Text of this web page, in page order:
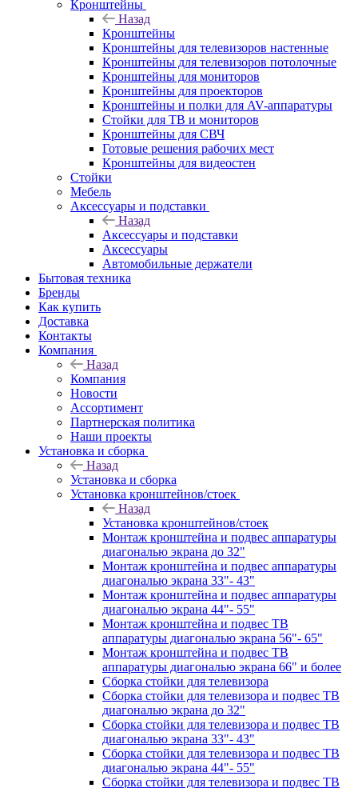
Кронштейны
Назад
Кронштейны
Кронштейны для телевизоров настенные
Кронштейны для телевизоров потолочные
Кронштейны для мониторов
Кронштейны для проекторов
Кронштейны и полки для AV-аппаратуры
Стойки для ТВ и мониторов
Кронштейны для СВЧ
Готовые решения рабочих мест
Кронштейны для видеостен
Стойки
Мебель
Аксессуары и подставки
Назад
Аксессуары и подставки
Аксессуары
Автомобильные держатели
Бытовая техника
Бренды
Как купить
Доставка
Контакты
Компания
Назад
Компания
Новости
Ассортимент
Партнерская политика
Наши проекты
Установка и сборка
Назад
Установка и сборка
Установка кронштейнов/стоек
Назад
Установка кронштейнов/стоек
Монтаж кронштейна и подвес аппаратуры
диагональю экрана до 32"
Монтаж кронштейна и подвес аппаратуры
диагональю экрана 33"- 43"
Монтаж кронштейна и подвес аппаратуры
диагональю экрана 44"- 55"
Монтаж кронштейна и подвес ТВ
аппаратуры диагональю экрана 56"- 65"
Монтаж кронштейна и подвес ТВ
аппаратуры диагональю экрана 66" и более
Сборка стойки для телевизора
Сборка стойки для телевизора и подвес ТВ
диагональю экрана до 32"
Сборка стойки для телевизора и подвес ТВ
диагональю экрана 33"- 43"
Сборка стойки для телевизора и подвес ТВ
диагональю экрана 44"- 55"
Сборка стойки для телевизора и подвес ТВ